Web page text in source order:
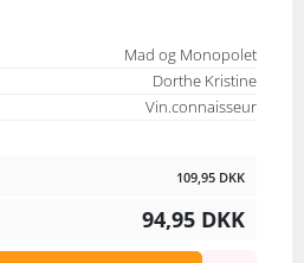
Mad og Monopolet
Dorthe Kristine
Vin.connaisseur
109,95 DKK
94,95 DKK